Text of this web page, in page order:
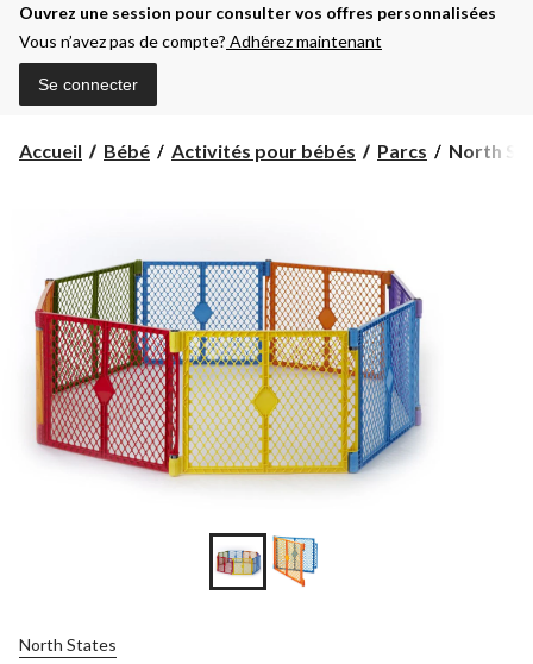
Ouvrez une session pour consulter vos offres personnalisées
Vous n’avez pas de compte? Adhérez maintenant
Se connecter
Accueil Bébé Activités pour bébés Parcs
North
North
North States